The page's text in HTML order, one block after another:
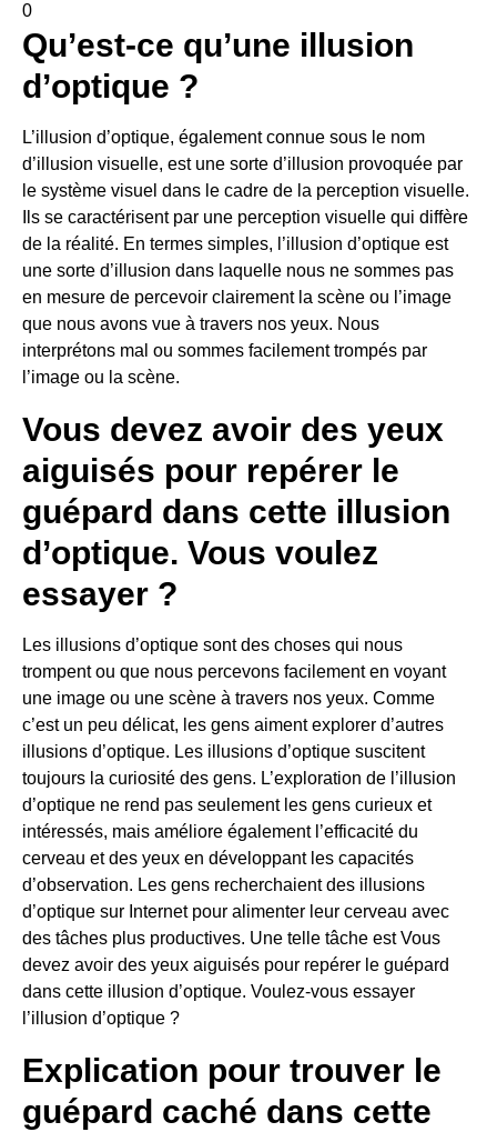
0
Qu’est-ce qu’une illusion
d’optique ?
L’illusion d’optique, également connue sous le nom
d’illusion visuelle, est une sorte d’illusion provoquée par
le système visuel dans le cadre de la perception visuelle.
Ils se caractérisent par une perception visuelle qui diffère
de la réalité. En termes simples, l’illusion d’optique est
une sorte d’illusion dans laquelle nous ne sommes pas
en mesure de percevoir clairement la scène ou l’image
que nous avons vue à travers nos yeux. Nous
interprétons mal ou sommes facilement trompés par
l’image ou la scène.
Vous devez avoir des yeux
aiguisés pour repérer le
guépard dans cette illusion
d’optique. Vous voulez
essayer ?
Les illusions d’optique sont des choses qui nous
trompent ou que nous percevons facilement en voyant
une image ou une scène à travers nos yeux. Comme
c’est un peu délicat, les gens aiment explorer d’autres
illusions d’optique. Les illusions d’optique suscitent
toujours la curiosité des gens. L’exploration de l’illusion
d’optique ne rend pas seulement les gens curieux et
intéressés, mais améliore également l’efficacité du
cerveau et des yeux en développant les capacités
d’observation. Les gens recherchaient des illusions
d’optique sur Internet pour alimenter leur cerveau avec
des tâches plus productives. Une telle tâche est Vous
devez avoir des yeux aiguisés pour repérer le guépard
dans cette illusion d’optique. Voulez-vous essayer
l’illusion d’optique ?
Explication pour trouver le
guépard caché dans cette